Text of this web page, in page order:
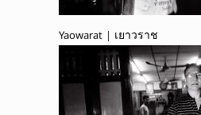
Yaowarat | เยาวราช